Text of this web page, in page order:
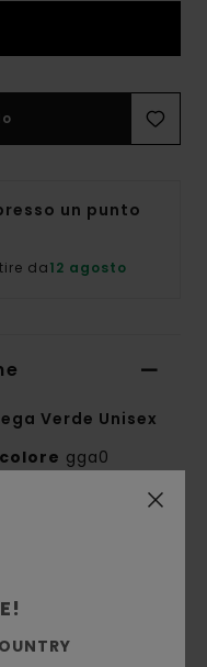
un punto
da12 agosto
Verde Unisex
gga0